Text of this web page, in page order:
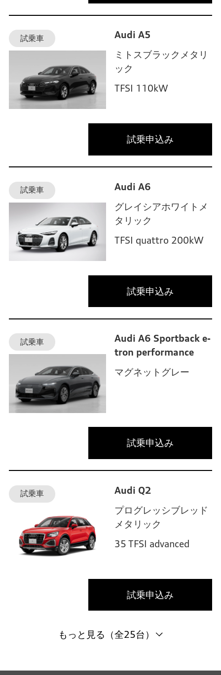
試乗車
Audi A5
ミトスブラックメタリ
ック
TFSI 110kW
試乗申込み
試乗車
Audi A6
グレイシアホワイトメ
タリック
TFSI quattro 200kW
試乗申込み
試乗車
Audi A6 Sportback e-
tron performance
マグネットグレー
試乗申込み
試乗車
Audi Q2
プログレッシブレッド
メタリック
35 TFSI advanced
試乗申込み
もっと見る（全25台）